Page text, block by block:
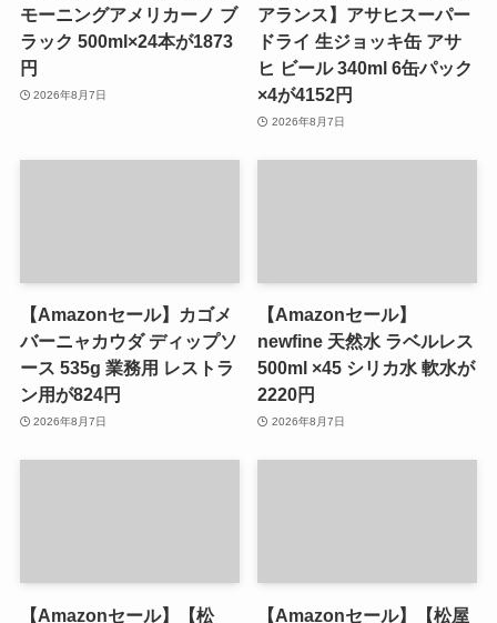
モーニングアメリカーノ ブ
ラック 500ml×24本が1873
円
2026年8月7日
アランス】アサヒスーパー
ドライ 生ジョッキ缶 アサ
ヒ ビール 340ml 6缶パック
×4が4152円
2026年8月7日
【Amazonセール】カゴメ
バーニャカウダ ディップソ
ース 535g 業務用 レストラ
ン用が824円
2026年8月7日
【Amazonセール】
newfine 天然水 ラベルレス
500ml ×45 シリカ水 軟水が
2220円
2026年8月7日
【Amazonセール】【松 【Amazonセール】【松屋